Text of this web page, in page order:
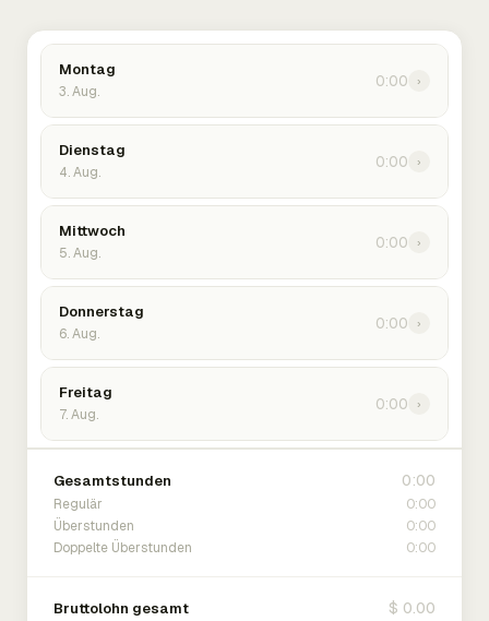
Montag
3. Aug.
0:00 ›
Dienstag
4. Aug.
0:00 ›
Mittwoch
5. Aug.
0:00 ›
Donnerstag
6. Aug.
0:00 ›
Freitag
7. Aug.
0:00 ›
Gesamtstunden 0:00
Regulär 0:00
Überstunden 0:00
Doppelte Überstunden 0:00
Bruttolohn gesamt $ 0.00